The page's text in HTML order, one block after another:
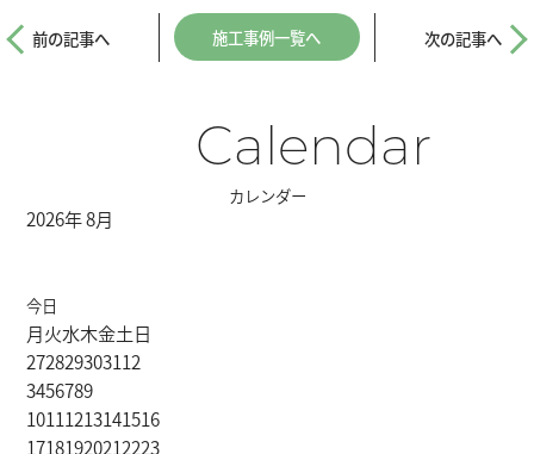
前の記事へ 施工事例一覧へ 次の記事へ
Calendar
カレンダー
2026年 8月
今日
月火水木金土日
272829303112
3456789
10111213141516
17181920212223